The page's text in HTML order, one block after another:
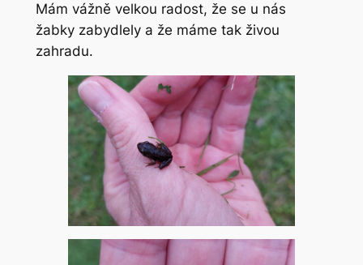
Mám vážně velkou radost, že se u nás
žabky zabydlely a že máme tak živou
zahradu.